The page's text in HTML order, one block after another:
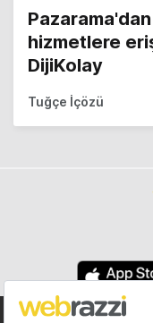
Pazarama'dan
hizmetlere
DijiKolay
Tuğçe İçözü